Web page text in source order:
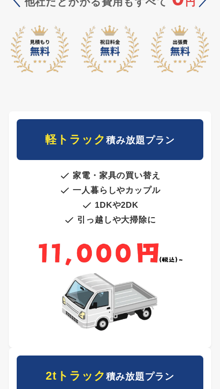
軽トラック積み放題プラン
家電・家具の買い替え
一人暮らしやカップル
1DKや2DK
引っ越しや大掃除に
2tトラック 積み放題プラン